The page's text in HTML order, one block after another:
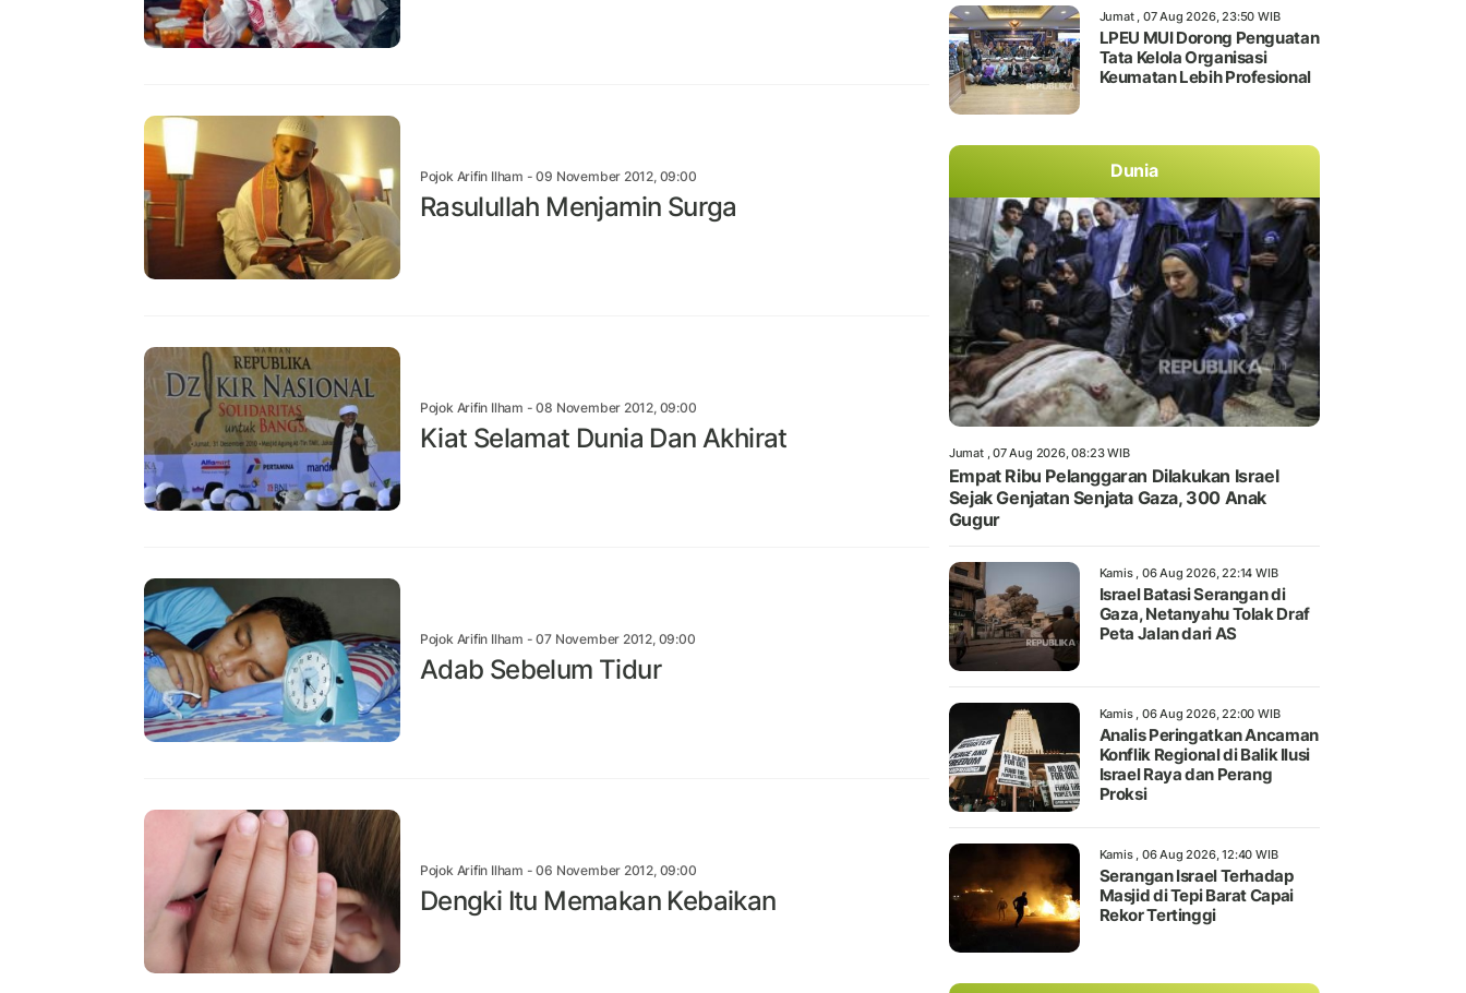
Pojok Arifin Ilham - 09 November 2012, 09:00
Rasulullah Menjamin Surga
Pojok Arifin Ilham - 08 November 2012, 09:00
Kiat Selamat Dunia Dan Akhirat
Pojok Arifin Ilham - 07 November 2012, 09:00
Adab Sebelum Tidur
Pojok Arifin Ilham - 06 November 2012, 09:00
Dengki Itu Memakan Kebaikan
Jumat , 07 Aug 2026, 23:50 WIB
LPEU MUI Dorong Penguatan
Tata Kelola Organisasi
Keumatan Lebih Profesional
Dunia
Jumat , 07 Aug 2026, 08:23 WIB
Empat Ribu Pelanggaran Dilakukan Israel
Sejak Genjatan Senjata Gaza, 300 Anak
Gugur
Kamis , 06 Aug 2026, 22:14 WIB
Israel Batasi Serangan di
Gaza, Netanyahu Tolak Draf
Peta Jalan dari AS
Kamis , 06 Aug 2026, 22:00 WIB
Analis Peringatkan Ancaman
Konflik Regional di Balik Ilusi
Israel Raya dan Perang
Proksi
Kamis , 06 Aug 2026, 12:40 WIB
Serangan Israel Terhadap
Masjid di Tepi Barat Capai
Rekor Tertinggi